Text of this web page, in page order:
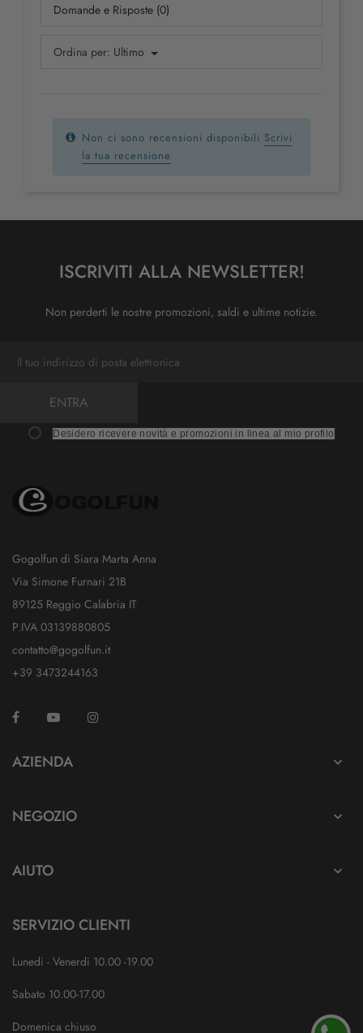
Domande e Risposte (0)
Ordina per: Ultimo
Non ci sono recensioni disponibili Scrivi
la tua recensione
ISCRIVITI ALLA NEWSLETTER!
Non perderti le nostre promozioni, saldi e ultime notizie.
ENTRA
Desidero ricevere novità e promozioni in linea al mio profilo
Gogolfun di Siara Marta Anna
Via Simone Furnari 21B
89125 Reggio Calabria IT
P.IVA 03139880805
contatto@gogolfun.it
+39 3473244163
Facebook YouTube
AZIENDA 
NEGOZIO 
AIUTO 
SERVIZIO CLIENTI
Lunedi - Venerdi 10.00 -19.00
Sabato 10.00-17.00
Domenica chiuso